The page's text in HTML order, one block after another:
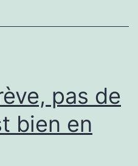
pas de
bien en